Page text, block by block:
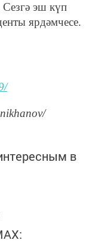
эш күп
ярдәмчесе.
в